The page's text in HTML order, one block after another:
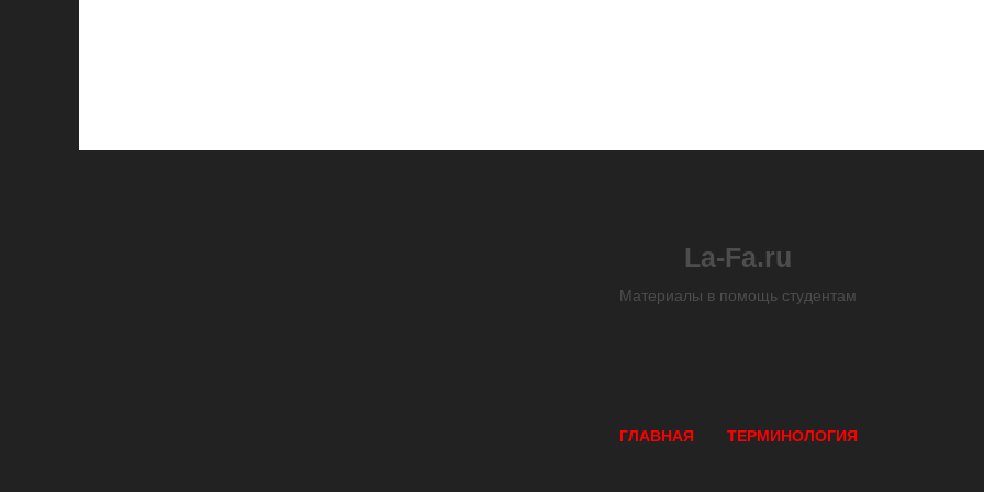
La-Fa.ru
Материалы в помощь студентам
ГЛАВНАЯ ТЕРМИНОЛОГИЯ